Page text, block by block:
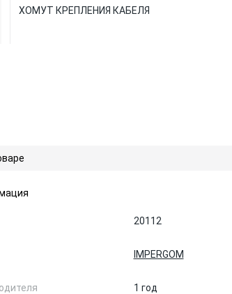
ХОМУТ КРЕПЛЕНИЯ КАБЕЛЯ
20112
IMPERGOM
1 год